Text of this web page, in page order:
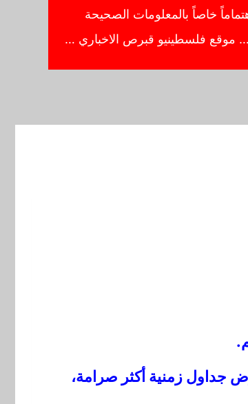
خاصاً بالمعلومات الصحيحة
،… موقع فلسطينيو قبرص الاخباري …
جداول زمنية أكثر صرامة،